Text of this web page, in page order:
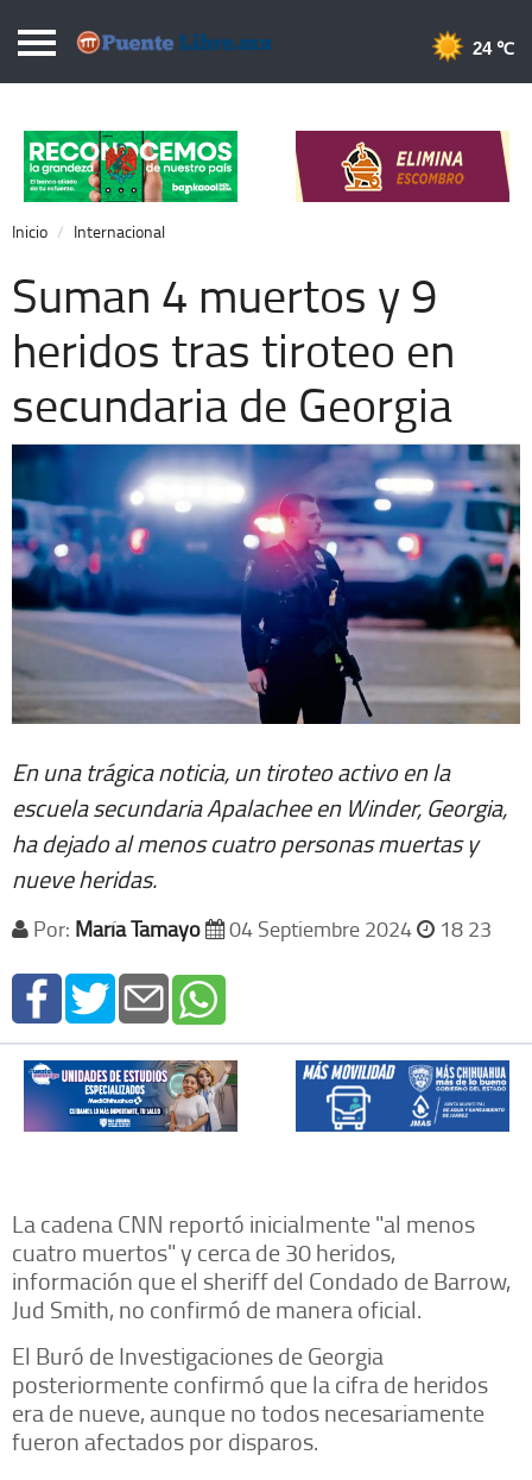
Puentelibre.mx
Local
Nacional
Opinión
Cronos
Economía
24 ℃
Inicio Internacional
Suman 4 muertos y 9
heridos tras tiroteo en
secundaria de Georgia
En una trágica noticia, un tiroteo activo en la
escuela secundaria Apalachee en Winder, Georgia,
ha dejado al menos cuatro personas muertas y
nueve heridas.
Por: María Tamayo 04 Septiembre 2024 18 23
La cadena CNN reportó inicialmente "al menos
cuatro muertos" y cerca de 30 heridos,
información que el sheriff del Condado de Barrow,
Jud Smith, no confirmó de manera oficial.
El Buró de Investigaciones de Georgia
posteriormente confirmó que la cifra de heridos
era de nueve, aunque no todos necesariamente
fueron afectados por disparos.